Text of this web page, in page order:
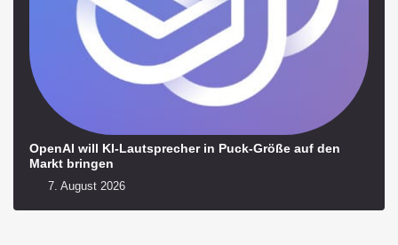
OpenAI will KI-Lautsprecher in Puck-Größe auf den
Markt bringen
7. August 2026